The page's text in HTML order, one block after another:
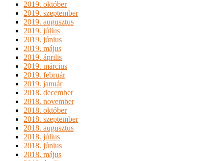
2019. október
2019. szeptember
2019. augusztus
2019. július
2019. június
2019. május
2019. április
2019. március
2019. február
2019. január
2018. december
2018. november
2018. október
2018. szeptember
2018. augusztus
2018. július
2018. június
2018. május